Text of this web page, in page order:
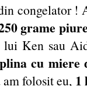
congelator !
grame
lui Ken sau
cu miere
am folosit eu, 1